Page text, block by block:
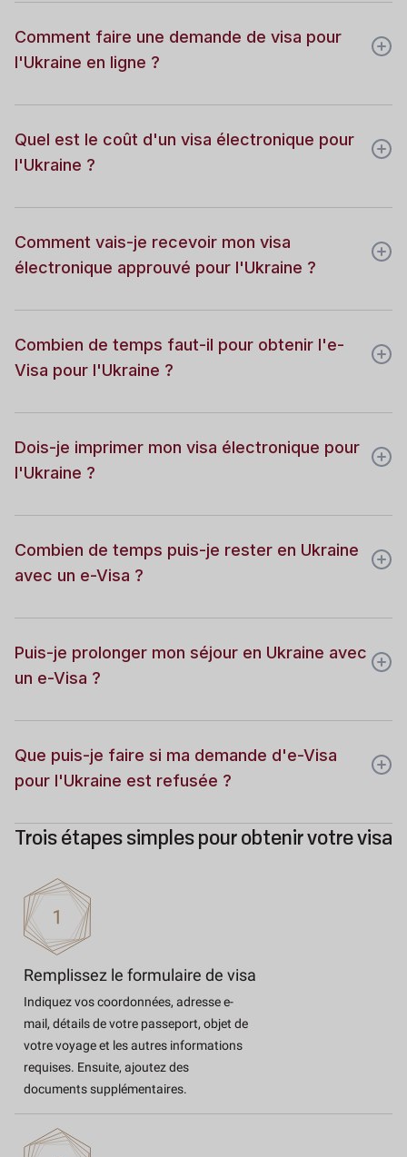
Comment faire une demande de visa pour
l'Ukraine en ligne ?
Quel est le coût d'un visa électronique pour
l'Ukraine ?
Comment vais-je recevoir mon visa
électronique approuvé pour l'Ukraine ?
Combien de temps faut-il pour obtenir l'e-
Visa pour l'Ukraine ?
Dois-je imprimer mon visa électronique pour
l'Ukraine ?
Combien de temps puis-je rester en Ukraine
avec un e-Visa ?
Puis-je prolonger mon séjour en Ukraine avec
un e-Visa ?
Que puis-je faire si ma demande d'e-Visa
pour l'Ukraine est refusée ?
Trois étapes simples pour obtenir votre visa
Remplissez le formulaire de visa
Indiquez vos coordonnées, adresse e-
mail, détails de votre passeport, objet de
votre voyage et les autres informations
requises. Ensuite, ajoutez des
documents supplémentaires.